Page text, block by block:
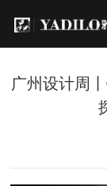
广州设计周